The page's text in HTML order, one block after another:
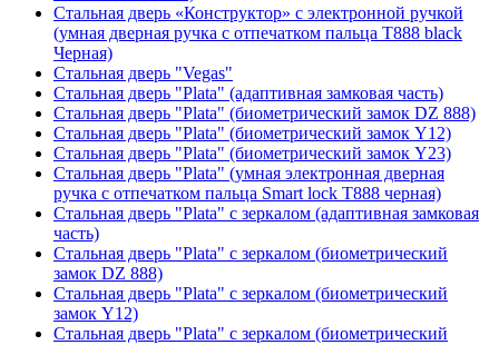
Стальная дверь «Конструктор» с электронной ручкой
(умная дверная ручка с отпечатком пальца T888 black
Черная)
Стальная дверь "Vegas"
Стальная дверь "Plata" (адаптивная замковая часть)
Стальная дверь "Plata" (биометрический замок DZ 888)
Стальная дверь "Plata" (биометрический замок Y12)
Стальная дверь "Plata" (биометрический замок Y23)
Стальная дверь "Plata" (умная электронная дверная
ручка с отпечатком пальца Smart lock T888 черная)
Стальная дверь "Plata" с зеркалом (адаптивная замковая
часть)
Стальная дверь "Plata" с зеркалом (биометрический
замок DZ 888)
Стальная дверь "Plata" с зеркалом (биометрический
замок Y12)
Стальная дверь "Plata" с зеркалом (биометрический